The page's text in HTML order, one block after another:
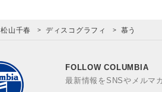
松山千春 ディスコグラフィ 慕う
FOLLOW COLUMBIA
最新情報をSNSやメルマ